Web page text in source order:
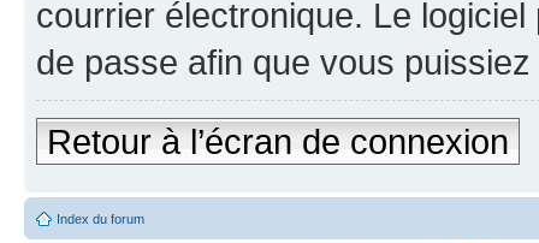
courrier électronique. Le
de passe afin que vous
Retour à l’écran de connexion
Index du forum